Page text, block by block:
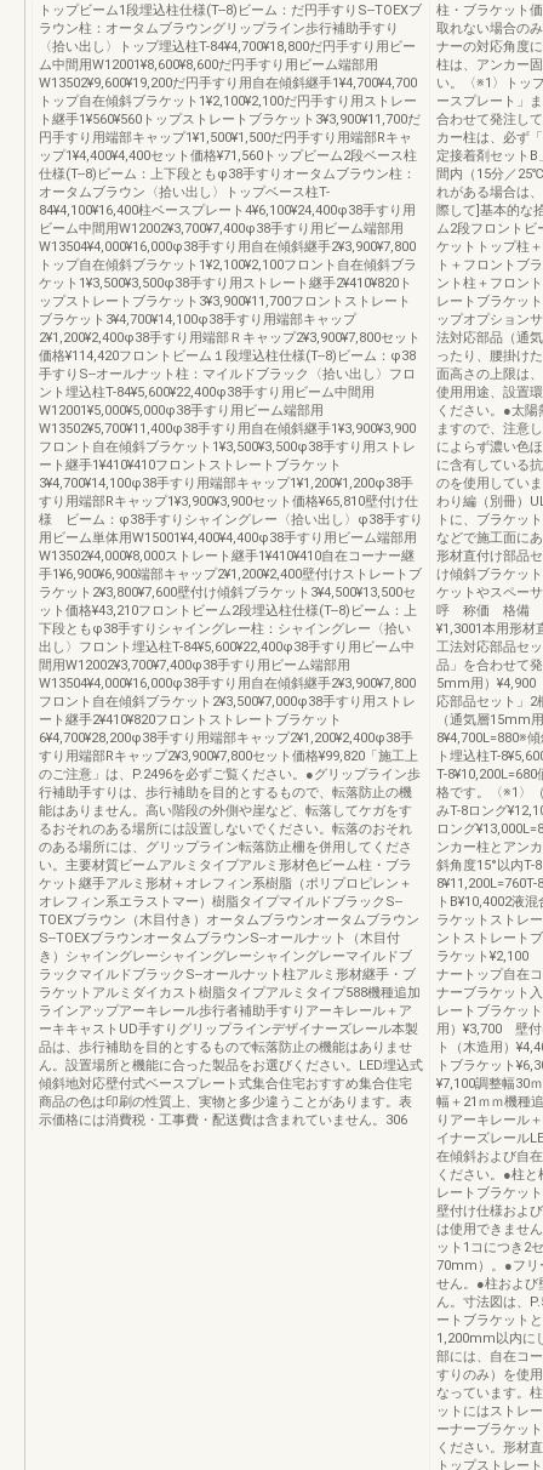
トップビーム1段埋込柱仕様(T--8)ビーム：だ円手すりS--TOEXブ
ラウン柱：オータムブラウングリップライン歩行補助手すり
〈拾い出し〉トップ埋込柱T-84¥4,700¥18,800だ円手すり用ビー
ム中間用W12001¥8,600¥8,600だ円手すり用ビーム端部用
W13502¥9,600¥19,200だ円手すり用自在傾斜継手1¥4,700¥4,700
トップ自在傾斜ブラケット1¥2,100¥2,100だ円手すり用ストレー
ト継手1¥560¥560トップストレートブラケット3¥3,900¥11,700だ
円手すり用端部キャップ1¥1,500¥1,500だ円手すり用端部Rキャ
ップ1¥4,400¥4,400セット価格¥71,560トップビーム2段ベース柱
仕様(T--8)ビーム：上下段ともφ38手すりオータムブラウン柱：
オータムブラウン〈拾い出し〉トップベース柱T-
84¥4,100¥16,400柱ベースプレート4¥6,100¥24,400φ38手すり用
ビーム中間用W12002¥3,700¥7,400φ38手すり用ビーム端部用
W13504¥4,000¥16,000φ38手すり用自在傾斜継手2¥3,900¥7,800
トップ自在傾斜ブラケット1¥2,100¥2,100フロント自在傾斜ブラ
ケット1¥3,500¥3,500φ38手すり用ストレート継手2¥410¥820ト
ップストレートブラケット3¥3,900¥11,700フロントストレート
ブラケット3¥4,700¥14,100φ38手すり用端部キャップ
2¥1,200¥2,400φ38手すり用端部Ｒキャップ2¥3,900¥7,800セット
価格¥114,420フロントビーム１段埋込柱仕様(T--8)ビーム：φ38
手すりS--オールナット柱：マイルドブラック〈拾い出し〉フロ
ント埋込柱T-84¥5,600¥22,400φ38手すり用ビーム中間用
W12001¥5,000¥5,000φ38手すり用ビーム端部用
W13502¥5,700¥11,400φ38手すり用自在傾斜継手1¥3,900¥3,900
フロント自在傾斜ブラケット1¥3,500¥3,500φ38手すり用ストレ
ート継手1¥410¥410フロントストレートブラケット
3¥4,700¥14,100φ38手すり用端部キャップ1¥1,200¥1,200φ38手
すり用端部Rキャップ1¥3,900¥3,900セット価格¥65,810壁付け仕
様 ビーム：φ38手すりシャイングレー〈拾い出し〉φ38手すり
用ビーム単体用W15001¥4,400¥4,400φ38手すり用ビーム端部用
W13502¥4,000¥8,000ストレート継手1¥410¥410自在コーナー継
手1¥6,900¥6,900端部キャップ2¥1,200¥2,400壁付けストレートブ
ラケット2¥3,800¥7,600壁付け傾斜ブラケット3¥4,500¥13,500セ
ット価格¥43,210フロントビーム2段埋込柱仕様(T--8)ビーム：上
下段ともφ38手すりシャイングレー柱：シャイングレー〈拾い
出し〉フロント埋込柱T-84¥5,600¥22,400φ38手すり用ビーム中
間用W12002¥3,700¥7,400φ38手すり用ビーム端部用
W13504¥4,000¥16,000φ38手すり用自在傾斜継手2¥3,900¥7,800
フロント自在傾斜ブラケット2¥3,500¥7,000φ38手すり用ストレ
ート継手2¥410¥820フロントストレートブラケット
6¥4,700¥28,200φ38手すり用端部キャップ2¥1,200¥2,400φ38手
すり用端部Rキャップ2¥3,900¥7,800セット価格¥99,820「施工上
のご注意」は、P.2496を必ずご覧ください。●グリップライン歩
行補助手すりは、歩行補助を目的とするもので、転落防止の機
能はありません。高い階段の外側や崖など、転落してケガをす
るおそれのある場所には設置しないでください。転落のおそれ
のある場所には、グリップライン転落防止柵を併用してくださ
い。主要材質ビームアルミタイプアルミ形材色ビーム柱・ブラ
ケット継手アルミ形材＋オレフィン系樹脂（ポリプロピレン＋
オレフィン系エラストマー）樹脂タイプマイルドブラックS--
TOEXブラウン（木目付き）オータムブラウンオータムブラウン
S--TOEXブラウンオータムブラウンS--オールナット（木目付
き）シャイングレーシャイングレーシャイングレーマイルドブ
ラックマイルドブラックS--オールナット柱アルミ形材継手・ブ
ラケットアルミダイカスト樹脂タイプアルミタイプ588機種追加
ラインアップアーキレール歩行者補助手すりアーキレール＋ア
ーキキャストUD手すりグリップラインデザイナーズレール本製
品は、歩行補助を目的とするもので転落防止の機能はありませ
ん。設置場所と機能に合った製品をお選びください。LED埋込式
傾斜地対応壁付式ベースプレート式集合住宅おすすめ集合住宅
商品の色は印刷の性質上、実物と多少違うことがあります。表
示価格には消費税・工事費・配送費は含まれていません。306
柱・ブラケット
取れない場合の
ナーの対応角度
柱は、アンカー
い。〈※1〉トッ
ースプレート」
合わせて発注し
カー柱は、必ず
定接着剤セット
間内（15分／
れがある場合は
際して]基本的な
ム2段フロントビ
ケットトップ柱
ト＋フロントブ
ント柱＋フロン
レートブラケッ
ップオプション
法対応部品（通
ったり、腰掛け
面高さの上限は
使用用途、設置
ください。●太
ますので、注意
によらず濃い色
に含有している
のを使用してい
わり編（別冊）
トに、ブラケッ
などで施工面に
形材直付け部品
け傾斜ブラケッ
ケットやスペー
呼 称価 格備 考
¥1,3001本用形材
工法対応部品セ
品」を合わせて
5mm用）¥4,900
応部品セット」2
（通気層
8¥4,700L=880※
ト埋込柱T-
T-
格です。〈※1〉
みT-8ロング
ロング
ンカー柱とアン
斜角度15°以内T-
トB¥10,4002液
ラケットストレ
ントストレート
ラケット¥2,100
ナートップ自在
ナーブラケット
レートブラケッ
用）¥3,700 壁
ト（木造用）
トブラケット
¥7,100調整幅30
幅＋21ｍｍ機種
りアーキレール
イナーズレール
在傾斜および自
ください。●柱
レートブラケッ
壁付け仕様およ
は使用できませ
ット1コにつき2
70mm）。●フリ
せん。●柱および
ん。寸法図は、
ートブラケット
1,200mm以内に
部には、自在コ
すりのみ）を使
なっています。
ットにはストレ
ーナーブラケッ
ください。形材
トップストレー